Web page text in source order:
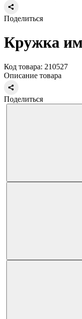
Поделиться
Кружка
Код товара: 210527
Описание товара
Поделиться